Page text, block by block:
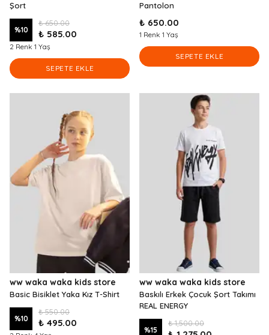
Şort
%10
₺ 650.00
₺ 585.00
2 Renk 1 Yaş
SEPETE EKLE
Pantolon
₺ 650.00
1 Renk 1 Yaş
SEPETE EKLE
ww waka waka kids store
Basic Bisiklet Yaka Kız T-Shirt
%10
₺ 550.00
₺ 495.00
ww waka waka kids store
Baskılı Erkek Çocuk Şort Takımı
REAL ENERGY
%15
₺ 1,500.00